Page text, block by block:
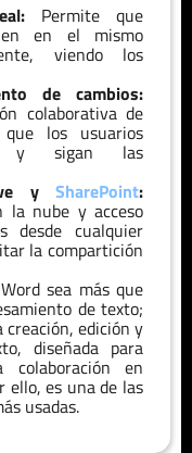
Permite que
en el mismo
viendo los
de cambios:
colaborativa de
que los usuarios
y sigan las
y SharePoint:
la nube y acceso
desde cualquier
la compartición
sea más que
de texto;
edición y
diseñada para
en
ello, es una de las
usadas.